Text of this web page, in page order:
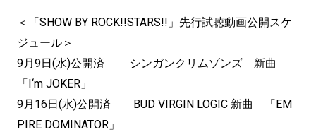
＜「SHOW BY ROCK!!STARS!!」先行試聴動画公開スケ
ジュール＞
9月9日(水)公開済 シンガンクリムゾンズ 新曲
「I‘m JOKER」
9月16日(水)公開済 BUD VIRGIN LOGIC 新曲 「EM
PIRE DOMINATOR」